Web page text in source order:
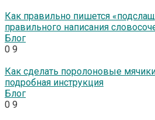
Как правильно пишется
правильного написания
Блог
0 9
Как сделать поролоновые
подробная инструкция
Блог
0 9